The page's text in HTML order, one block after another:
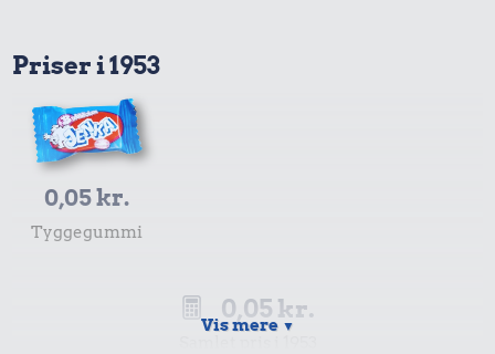
Priser i 1953
0,05 kr.
Tyggegummi
0,05 kr.
Vis mere ▼